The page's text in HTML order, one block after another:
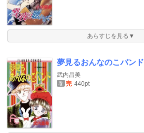
あらすじを見る▼
夢見るおんなのこバンド
武内昌美
巻 完 440pt